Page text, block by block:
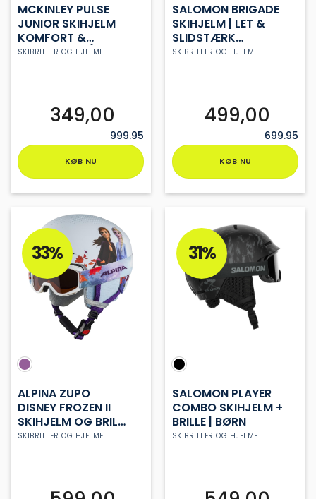
SKIBRILLER OG HJELME
MCKINLEY PULSE
JUNIOR SKIHJELM
KOMFORT &
SIKKERHED PÅ
KØB NU
vare
har
flere
varianter.
Mulighederne
kan
vælges
på
varesiden
999.95
349,00
SKIBRILLER OG HJELME
SALOMON BRIGADE
SKIHJELM | LET &
SLIDSTÆRK
ALLROUND HJELM
KØB NU
vare
flere
varianter.
Mulighederne
kan
vælges
på
varesiden
699.95
499,00
33%
SKIBRILLER OG HJELME
ALPINA ZUPO
DISNEY FROZEN II
SKIHJELM OG BRILLE
BØRN
31%
SKIBRILLER OG HJELME
SALOMON PLAYER
COMBO SKIHJELM +
BRILLE | BØRN